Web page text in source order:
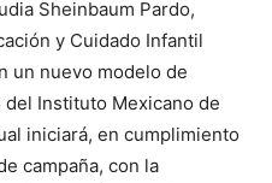
Sheinbaum Pardo,
y Cuidado Infantil
un nuevo modelo de
Instituto Mexicano de
iniciará, en cumplimiento
campaña, con la